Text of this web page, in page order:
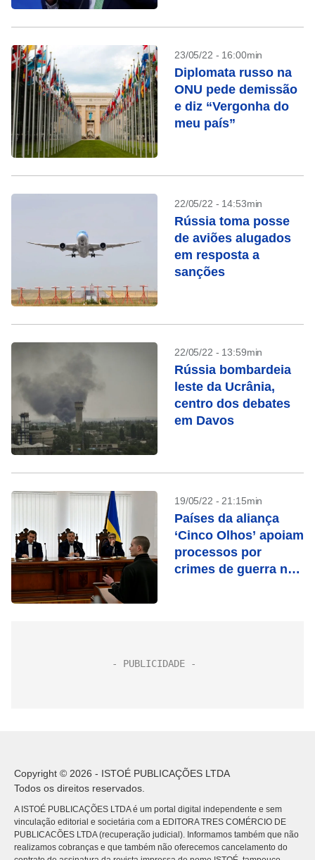
23/05/22 - 16:00min
Diplomata russo na
ONU pede demissão
e diz “Vergonha do
meu país”
22/05/22 - 14:53min
Rússia toma posse
de aviões alugados
em resposta a
sanções
22/05/22 - 13:59min
Rússia bombardeia
leste da Ucrânia,
centro dos debates
em Davos
19/05/22 - 21:15min
Países da aliança
‘Cinco Olhos’ apoiam
processos por
crimes de guerra na
Copyright © 2026 - ISTOÉ PUBLICAÇÕES LTDA
Todos os direitos reservados.
A ISTOÉ PUBLICAÇÕES LTDA é um portal digital independente e sem
vinculação editorial e societária com a EDITORA TRES COMÉRCIO DE
PUBLICACÕES LTDA (recuperação judicial). Informamos também que não
realizamos cobranças e que também não oferecemos cancelamento do